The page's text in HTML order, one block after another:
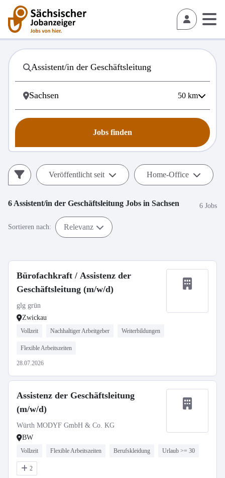
50 km
Jobs finden
Veröffentlicht seit Home-Office
6 Assistent/in der Geschäftsleitung Jobs in Sachsen 6 Jobs
Sortieren nach: Relevanz
Bürofachkraft / Assistenz der
Geschäftsleitung (m/w/d)
glg grün
Zwickau
Vollzeit Nachhaltiger Arbeitgeber Weiterbildungen
Flexible Arbeitszeiten
28.07.2026
Assistenz der Geschäftsleitung
(m/w/d)
Würth MODYF GmbH & Co. KG
BW
Vollzeit Flexible Arbeitszeiten Berufskleidung Urlaub >= 30
2